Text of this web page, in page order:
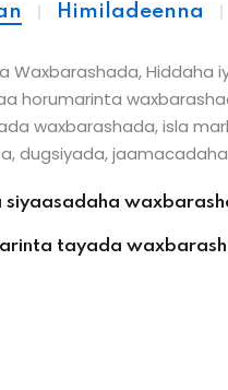
Himiladeenna
Waxbarashada, Hiddaha
horumarinta
waxbarashada, isla
dugsiyada,
siyaasadaha
tayada